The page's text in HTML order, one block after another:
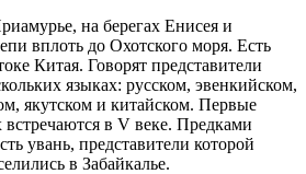
на берегах Енисея и
вплоть до Охотского моря. Есть
Китая. Говорят представители
языках: русском, эвенкийском,
якутском и китайском. Первые
в V веке. Предками
увань, представители которой
в Забайкалье.